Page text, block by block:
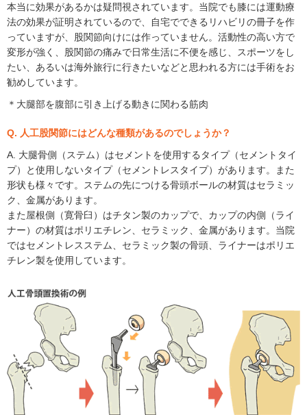
本当に効果があるかは疑問視されています。当院でも膝には運動療
法の効果が証明されているので、自宅でできるリハビリの冊子を作
っていますが、股関節向けには作っていません。活動性の高い方で
変形が強く、股関節の痛みで日常生活に不便を感じ、スポーツをし
たい、あるいは海外旅行に行きたいなどと思われる方には手術をお
勧めしています。
＊大腿部を腹部に引き上げる動きに関わる筋肉
Q. 人工股関節にはどんな種類があるのでしょうか？
A. 大腿骨側（ステム）はセメントを使用するタイプ（セメントタイ
プ）と使用しないタイプ（セメントレスタイプ）があります。また
形状も様々です。ステムの先につける骨頭ボールの材質はセラミッ
ク、金属があります。
また屋根側（寛骨臼）はチタン製のカップで、カップの内側（ライ
ナー）の材質はポリエチレン、セラミック、金属があります。当院
ではセメントレスステム、セラミック製の骨頭、ライナーはポリエ
チレン製を使用しています。